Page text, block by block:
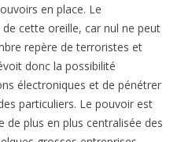
en place. Le
cette oreille, car nul ne peut
repère de terroristes et
donc la possibilité
électroniques et de pénétrer
particuliers. Le pouvoir est
de plus en plus centralisée des